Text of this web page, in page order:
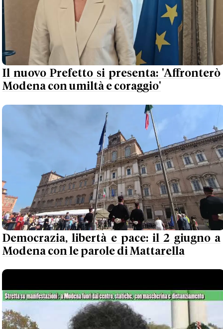
Il nuovo Prefetto si presenta: 'Affronterò
Modena con umiltà e coraggio'
Democrazia, libertà e pace: il 2 giugno a
Modena con le parole di Mattarella